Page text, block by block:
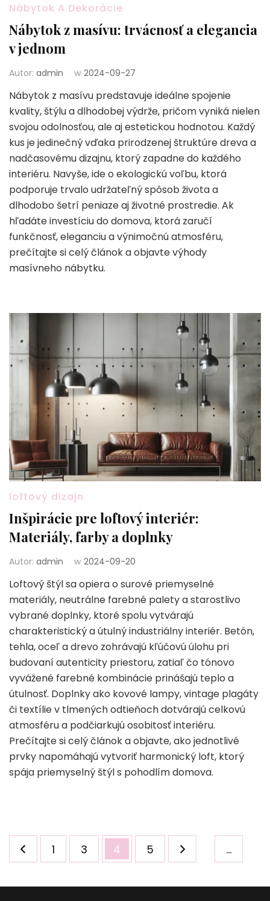
Nábytok A Dekorácie
Nábytok z masívu: trvácnosť a elegancia
v jednom
Autor: admin w 2024-09-27
Nábytok z masívu predstavuje ideálne spojenie
kvality, štýlu a dlhodobej výdrže, pričom vyniká nielen
svojou odolnosťou, ale aj estetickou hodnotou. Každý
kus je jedinečný vďaka prirodzenej štruktúre dreva a
nadčasovému dizajnu, ktorý zapadne do každého
interiéru. Navyše, ide o ekologickú voľbu, ktorá
podporuje trvalo udržateľný spôsob života a
dlhodobo šetrí peniaze aj životné prostredie. Ak
hľadáte investíciu do domova, ktorá zaručí
funkčnosť, eleganciu a výnimočnú atmosféru,
prečítajte si celý článok a objavte výhody
masívneho nábytku.
loftový dizajn
Inšpirácie pre loftový interiér:
Materiály, farby a doplnky
Autor: admin w 2024-09-20
Loftový štýl sa opiera o surové priemyselné
materiály, neutrálne farebné palety a starostlivo
vybrané doplnky, ktoré spolu vytvárajú
charakteristický a útulný industriálny interiér. Betón,
tehla, oceľ a drevo zohrávajú kľúčovú úlohu pri
budovaní autenticity priestoru, zatiaľ čo tónovo
vyvážené farebné kombinácie prinášajú teplo a
útulnosť. Doplnky ako kovové lampy, vintage plagáty
či textílie v tlmených odtieňoch dotvárajú celkovú
atmosféru a podčiarkujú osobitosť interiéru.
Prečítajte si celý článok a objavte, ako jednotlivé
prvky napomáhajú vytvoriť harmonický loft, ktorý
spája priemyselný štýl s pohodlím domova.
Stronicowanie
wpisówStrona
1 …
Strona
3 Strona
4 Strona
5